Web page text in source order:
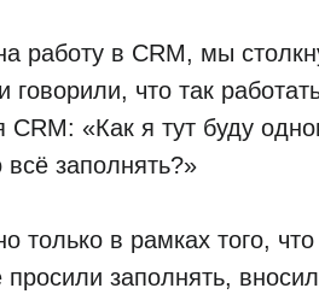
работу в CRM, мы
что так
CRM: «Как я тут буду
всё заполнять?»
только в рамках того,
заполнять,